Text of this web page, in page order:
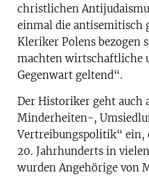
christlichen
einmal die antisemitisch
Kleriker Polens bezogen
machten wirtschaftliche
Gegenwart geltend“.
Der Historiker geht auch
Minderheiten-,
Vertreibungspolitik“ ein,
20. Jahrhunderts in
wurden Angehörige von